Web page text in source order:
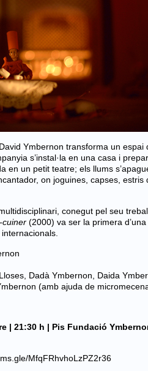
David Ymbernon transforma un espai
s’instal·la en una casa i
en un petit teatre; els llums
on joguines, capses,
conegut pel seu
cuiner (2000) va ser la primera
Dadà Ymbernon, Daida
(amb ajuda de
| 21:30 h | Pis Fundació
MfqFRhvhoLzPZ2r36